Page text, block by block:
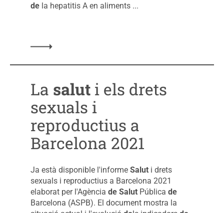
dela hepatitis A en aliments ...
Llegir més sobre: 18/10/2022- Els virus entèrics, un
La saluti els drets
sexuals i
reproductius a
Barcelona 2021
Ja està disponible l'informe Saluti drets
sexuals i reproductius a Barcelona 2021
elaborat per l'Agència de SalutPública de
Barcelona (ASPB). El document mostra la